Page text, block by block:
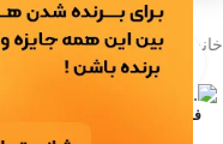
خانه خدمات درون برنامه ای/
فروخته شده
برای بزرگنمایی کلیک